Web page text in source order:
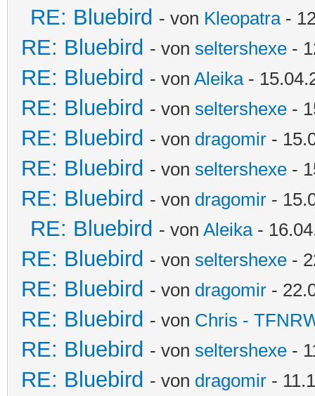
RE: Bluebird - von Kleopatra-
RE: Bluebird - von seltershexe -
RE: Bluebird - von Aleika-
RE: Bluebird - von seltershexe -
RE: Bluebird - von dragomir -
RE: Bluebird - von seltershexe -
RE: Bluebird - von dragomir -
RE: Bluebird - von Aleika-
RE: Bluebird - von seltershexe -
RE: Bluebird - von dragomir -
RE: Bluebird - von Chris -
RE: Bluebird - von seltershexe -
RE: Bluebird - von dragomir -